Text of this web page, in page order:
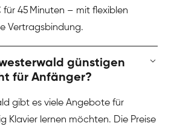
für 45 Minuten – mit flexiblen
Vertragsbindung.
günstigen
für Anfänger?
gibt es viele Angebote für
Klavier lernen möchten. Die Preise